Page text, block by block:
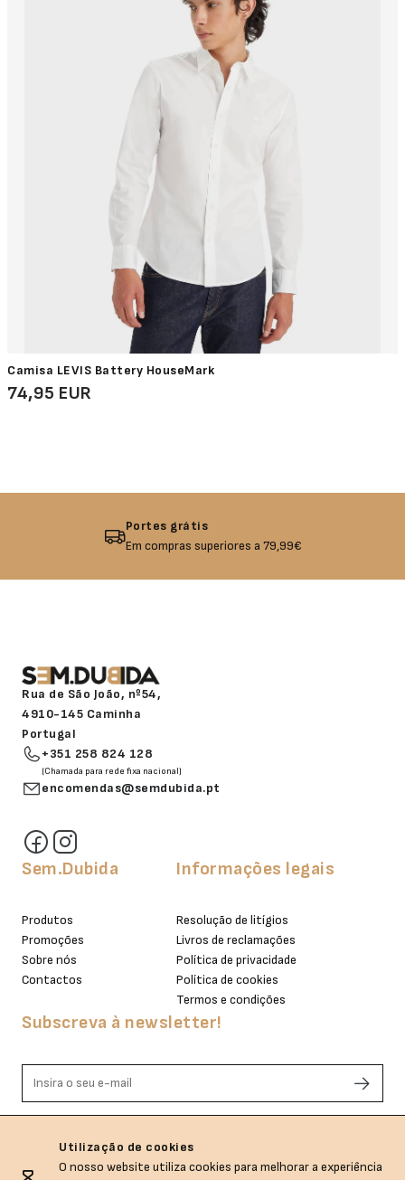
Camisa LEVIS Battery HouseMark
74,95 EUR
Devolução garantida
Não gostou? Troque o seu produto!
Rua de São João, nº54,
4910-145 Caminha
Portugal
+351 258 824 128
(Chamada para rede fixa nacional)
encomendas@semdubida.pt
Sem.Dubida
Produtos
Promoções
Sobre nós
Contactos
Informações legais
Resolução de litígios
Livros de reclamações
Política de privacidade
Política de cookies
Termos e condições
Subscreva à newsletter!
Utilização de cookies
O nosso website utiliza cookies para melhorar a experiência